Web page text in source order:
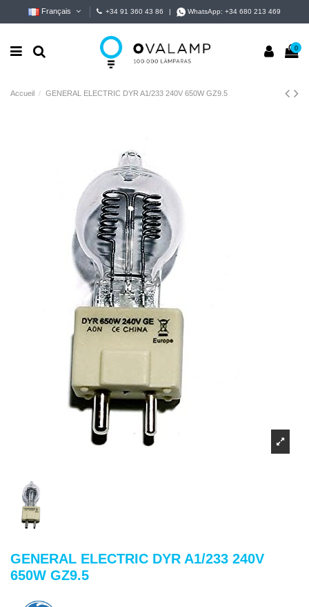
Français +34 91 360 43 86 WhatsApp:+34 680 213 469
0
Accueil GENERAL ELECTRIC DYR A1/233 240V 650W GZ9.5
GENERAL ELECTRIC DYR A1/233 240V
650W GZ9.5